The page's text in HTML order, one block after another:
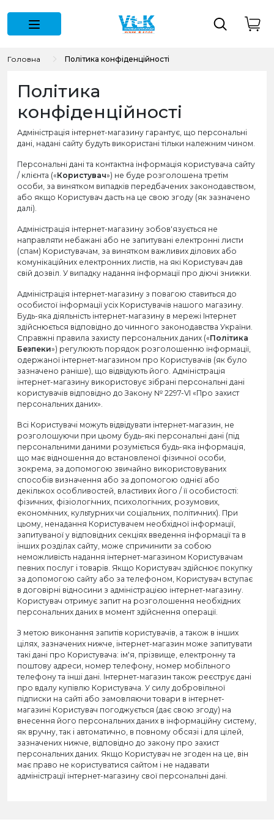
Головна Політика конфіденційності
Політика
конфіденційності
Адміністрація інтернет-магазину гарантує, що персональні
дані, надані сайту будуть використані тільки належним чином.
Персональні дані та контактна інформація користувача сайту
/ клієнта («Користувач») не буде розголошена третім
особи, за винятком випадків передбачених законодавством,
або якщо Користувач дасть на це свою згоду (як зазначено
далі).
Адміністрація інтернет-магазину зобов'язується не
направляти небажані або не запитувані електронні листи
(спам) Користувачам, за винятком важливих ділових або
комунікаційних електронних листів, на які Користувач дав
свій дозвіл. У випадку надання інформації про діючі знижки.
Адміністрація інтернет-магазину з повагою ставиться до
особистої інформації усіх Користувачів нашого магазину.
Будь-яка діяльність інтернет-магазину в мережі Інтернет
здійснюється відповідно до чинного законодавства України.
Справжні правила захисту персональних даних («Політика
Безпеки») регулюють порядок розголошенню інформації,
одержаної інтернет-магазином про Користувачів (як було
зазначено раніше), що відвідують його. Адміністрація
інтернет-магазину використовує зібрані персональні дані
користувачів відповідно до Закону № 2297-VI «Про захист
персональних даних».
Всі Користувачі можуть відвідувати інтернет-магазин, не
розголошуючи при цьому будь-які персональні дані (під
персональними даними розуміється будь-яка інформація,
що має відношення до встановленої фізичної особи,
зокрема, за допомогою звичайно використовуваних
способів визначення або за допомогою однієї або
декількох особливостей, властивих його / її особистості:
фізичних, фізіологічних, психологічних, розумових,
економічних, культурних чи соціальних, політичних). При
цьому, ненадання Користувачем необхідної інформації,
запитуваної у відповідних секціях введення інформації та в
інших розділах сайту, може спричинити за собою
неможливість надання інтернет-магазином Користувачам
певних послуг і товарів. Якщо Користувач здійснює покупку
за допомогою сайту або за телефоном, Користувач вступає
в договірні відносини з адміністрацією інтернет-магазину.
Користувач отримує запит на розголошення необхідних
персональних даних в момент здійснення операції.
З метою виконання запитів користувачів, а також в інших
цілях, зазначених нижче, інтернет-магазин може запитувати
такі дані про Користувача: ім'я, прізвище, електронну та
поштову адреси, номер телефону, номер мобільного
телефону та інші дані. Інтернет-магазин також реєструє дані
про вдалу купівлю Користувача. У силу добровільної
підписки на сайті або замовляючи товари в інтернет-
магазині Користувач погоджується (дає свою згоду) на
внесення його персональних даних в інформаційну систему,
як вручну, так і автоматично, в повному обсязі і для цілей,
зазначених нижче, відповідно до закону про захист
персональних даних. Якщо Користувач не згоден на це, він
має право не користуватися сайтом і не надавати
адміністрації інтернет-магазину свої персональні дані.